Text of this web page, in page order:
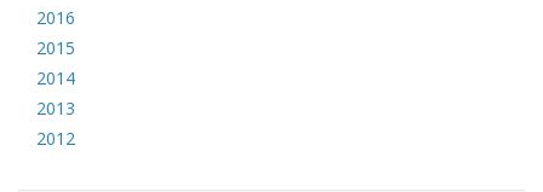
2016
2015
2014
2013
2012